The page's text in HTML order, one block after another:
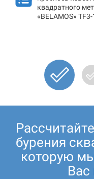
квадратного
«BELAMOS»
бурения
которую
Вас